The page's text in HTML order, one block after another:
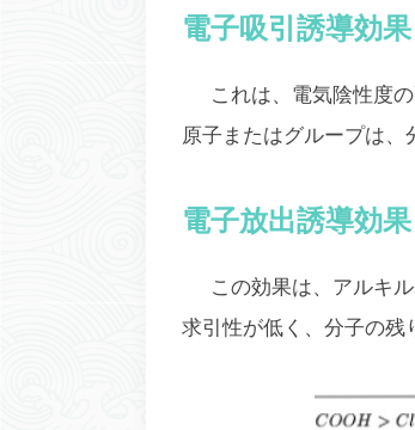
電子吸引誘導効果
これは、電気陰性度
原子またはグループは、
電子放出誘導効果
この効果は、アルキ
求引性が低く、分子の残